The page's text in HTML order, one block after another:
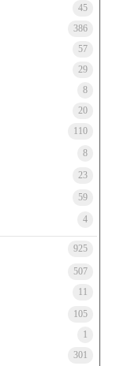
45
386
57
29
8
20
110
8
23
59
4
925
507
11
105
1
301